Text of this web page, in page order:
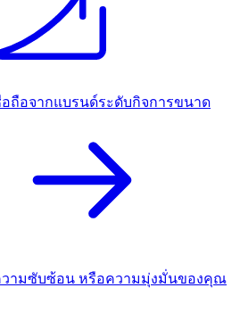
อถือจากแบรนด์ระดับกิจการขนาด
วามซับซ้อน หรือความมุ่งมั่นของคุณ